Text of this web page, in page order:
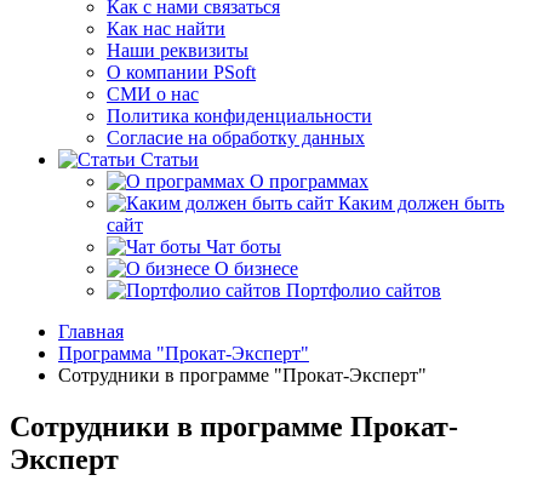
Как с нами связаться
Как нас найти
Наши реквизиты
О компании PSoft
СМИ о нас
Политика конфиденциальности
Согласие на обработку данных
Статьи
О программах
Каким должен быть
сайт
Чат боты
О бизнесе
Портфолио сайтов
Главная
Программа "Прокат-Эксперт"
Сотрудники в программе "Прокат-Эксперт"
Сотрудники в программе Прокат-
Эксперт